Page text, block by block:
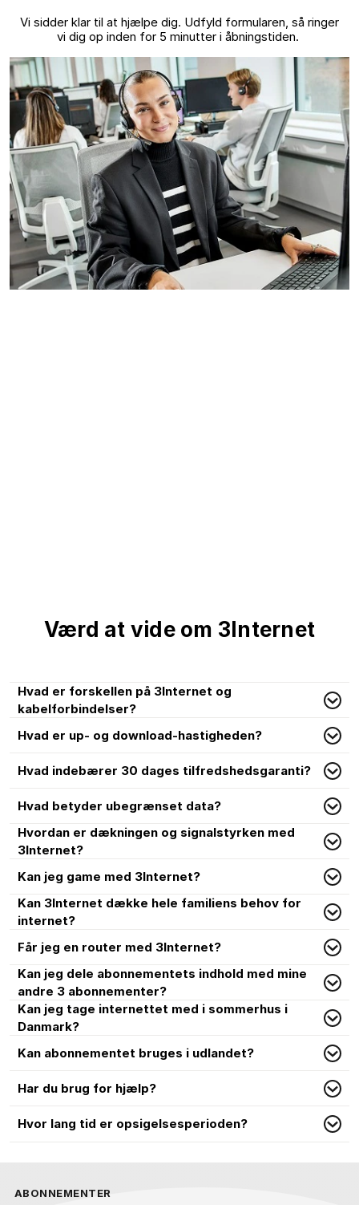
Vi sidder klar til at hjælpe dig. Udfyld formularen, så ringer
vi dig op inden for 5 minutter i åbningstiden.
Værd at vide om 3Internet
Hvad er forskellen på 3Internet og
kabelforbindelser?
Hvad er up- og download-hastigheden?
Hvad indebærer 30 dages tilfredshedsgaranti?
Hvad betyder ubegrænset data?
Hvordan er dækningen og signalstyrken med
3Internet?
Kan jeg game med 3Internet?
Kan 3Internet dække hele familiens behov for
internet?
Får jeg en router med 3Internet?
Kan jeg dele abonnementets indhold med mine
andre 3 abonnementer?
Kan jeg tage internettet med i sommerhus i
Danmark?
Kan abonnementet bruges i udlandet?
Har du brug for hjælp?
Hvor lang tid er opsigelsesperioden?
ABONNEMENTER